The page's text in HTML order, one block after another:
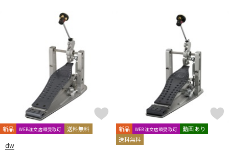
DTM オンライン納品 レコーディング機器
配信/ライブ機器 楽器アクセサリ
中古 ヴィンテージ
新品 WEB注文店頭受取可 送料無料
dw
新品 WEB注文店頭受取可
動画あり
送料無料